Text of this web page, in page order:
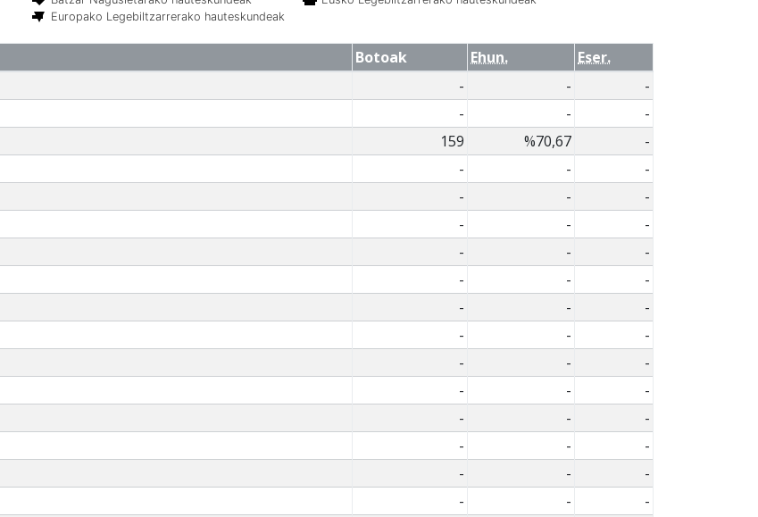
Europako Legebiltzarrerako hauteskundeak
Botoak Ehun.
Eser.
- -
-
- -
-
159 %70,67
-
- -
-
- -
-
- -
-
- -
-
- -
-
- -
-
- -
-
- -
-
- -
-
- -
-
- -
-
- -
-
- -
-